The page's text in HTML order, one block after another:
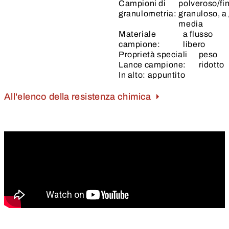
Campioni di
granulometria:
polveroso/
granuloso, a
media
Materiale
campione:
a flusso
libero
Proprietà speciali
Lance campione:
peso
ridotto
In alto: appuntito
All'elenco della resistenza chimica